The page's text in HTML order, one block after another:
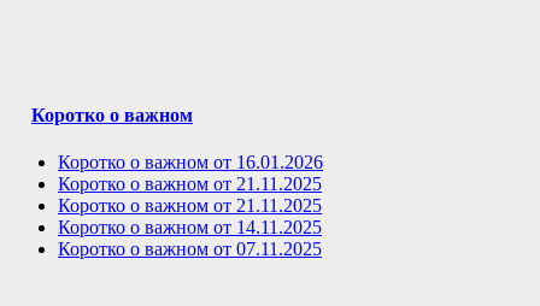
Коротко о важном
Коротко о важном от 16.01.2026
Коротко о важном от 21.11.2025
Коротко о важном от 21.11.2025
Коротко о важном от 14.11.2025
Коротко о важном от 07.11.2025